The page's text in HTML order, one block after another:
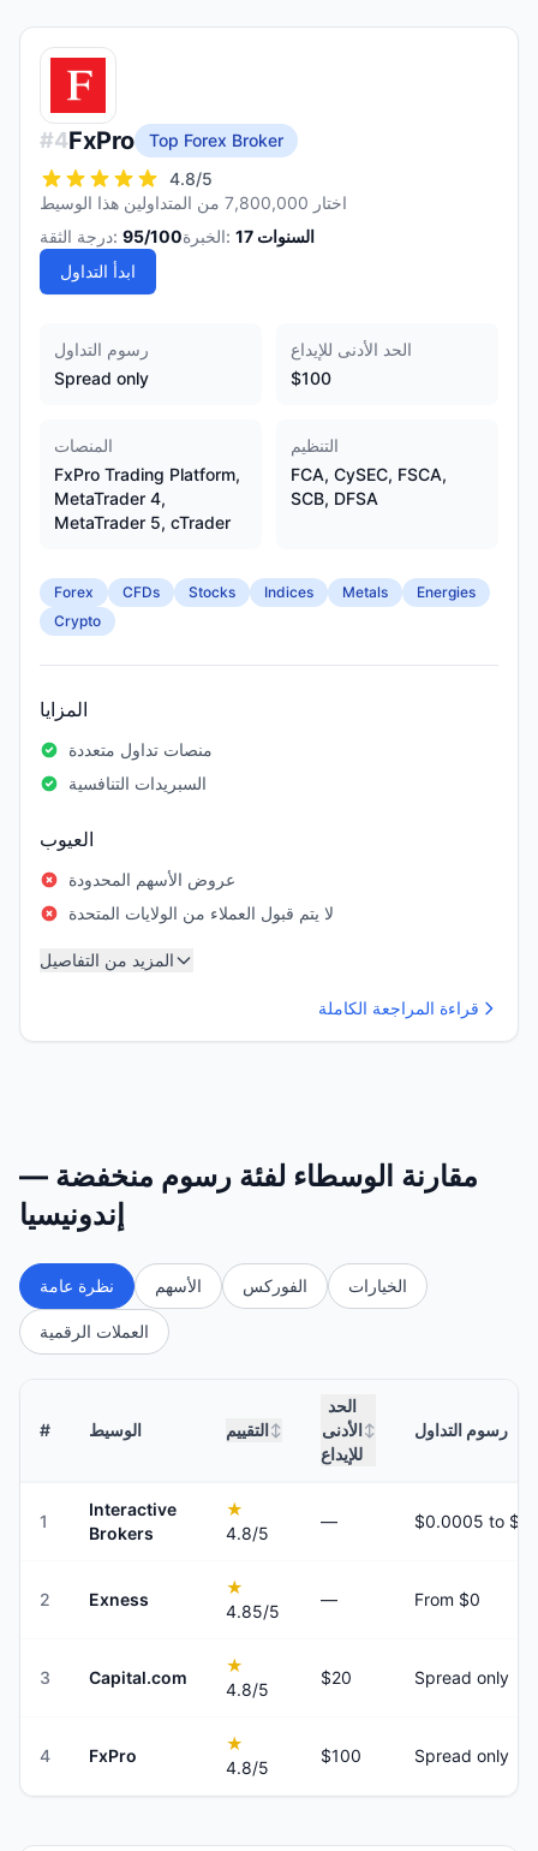
#4FxPro
Top Forex Broker
4.8/5
اختار 7,800,000 من المتداولين هذا الوسيط
درجة الثقة: 95/100 الخبرة: 17 السنوات
ابدأ التداول
رسوم التداول
Spread only
الحد الأدنى للإيداع
$100
المنصات
FxPro Trading Platform,
MetaTrader 4,
MetaTrader 5, cTrader
التنظيم
FCA, CySEC, FSCA,
SCB, DFSA
Forex CFDs Stocks Indices Metals
Energies
Crypto
المزايا
منصات تداول متعددة
السبريدات التنافسية
العيوب
عروض الأسهم المحدودة
لا يتم قبول العملاء من الولايات المتحدة
المزيد من التفاصيل
قراءة المراجعة الكاملة
مقارنة الوسطاء لفئة رسوم منخفضة —
إندونيسيا
نظرة عامة الأسهم الفوركس الخيارات
العملات الرقمية
# الوسيط التقييم ↕
الحد
الأدنى
للإيداع
↕ رسوم التداول
1
Interactive
Brokers
★
4.8/5
—
2 Exness
★
4.85/5
— From $0
3 Capital.com
★
4.8/5
$20 Spread only
4 FxPro
★
4.8/5
$100 Spread only